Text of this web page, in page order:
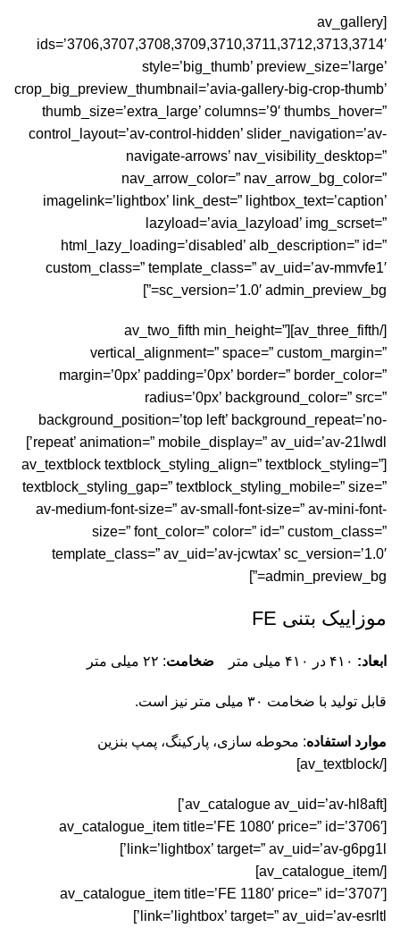
[av_gallery
ids=’3706,3707,3708,3709,3710,3711,3712,3713,3714′
style=’big_thumb’ preview_size=’large’
crop_big_preview_thumbnail=’avia-gallery-big-crop-thumb’
thumb_size=’extra_large’ columns=’9′ thumbs_hover=”
control_layout=’av-control-hidden’ slider_navigation=’av-
navigate-arrows’ nav_visibility_desktop=”
nav_arrow_color=” nav_arrow_bg_color=”
imagelink=’lightbox’ link_dest=” lightbox_text=’caption’
lazyload=’avia_lazyload’ img_scrset=”
html_lazy_loading=’disabled’ alb_description=” id=”
custom_class=” template_class=” av_uid=’av-mmvfe1′
sc_version=’1.0′ admin_preview_bg=”]
[/av_three_fifth][av_two_fifth min_height=”
vertical_alignment=” space=” custom_margin=”
margin=’0px’ padding=’0px’ border=” border_color=”
radius=’0px’ background_color=” src=”
background_position=’top left’ background_repeat=’no-
repeat’ animation=” mobile_display=” av_uid=’av-21lwdl’]
[av_textblock textblock_styling_align=” textblock_styling=”
textblock_styling_gap=” textblock_styling_mobile=” size=”
av-medium-font-size=” av-small-font-size=” av-mini-font-
size=” font_color=” color=” id=” custom_class=”
template_class=” av_uid=’av-jcwtax’ sc_version=’1.0′
admin_preview_bg=”]
موزاییک بتنی FE
ابعاد: ضخامت: ۲۲ میلی متر
قابل تولید با ضخامت ۳۰ میلی متر نیز است.
موارد استفاده: محوطه سازی، پارکینگ، پمپ بنزین
[/av_textblock]
[av_catalogue av_uid=’av-hl8aft’]
[av_catalogue_item title=’FE 1080′ price=” id=’3706′
link=’lightbox’ target=” av_uid=’av-g6pg1l’]
[/av_catalogue_item]
[av_catalogue_item title=’FE 1180′ price=” id=’3707′
link=’lightbox’ target=” av_uid=’av-esrltl’]